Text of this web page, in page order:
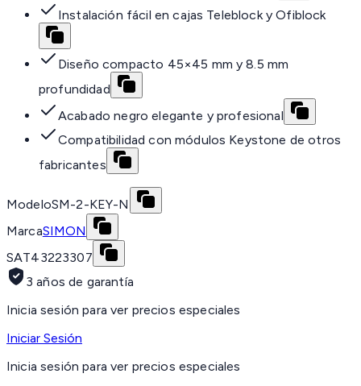
Instalación fácil en cajas Teleblock y Ofiblock
Diseño compacto 45×45 mm y 8.5 mm
profundidad
Acabado negro elegante y profesional
Compatibilidad con módulos Keystone de otros
fabricantes
ModeloSM-2-KEY-N
MarcaSIMON
SAT43223307
3 años de garantía
Inicia sesión para ver precios especiales
Iniciar Sesión
Inicia sesión para ver precios especiales